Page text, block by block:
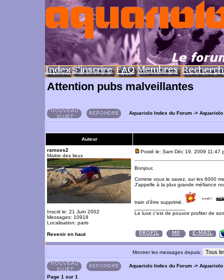
Attention pubs malveillantes
Aquariolo Index du Forum -> Aquariolo
Auteur
ramses2
Maitre des lieux
Inscrit le: 21 Juin 2002
Messages: 10918
Localisation: paris
Posté le: Sam Déc 19, 2009 11:47
Bonjour,
Comme vous le savez, sur les 6000
J'appelle à la plus grande méfiance
train d'être supprimé.
Le luxe c'est de pouvoir profiter de
Revenir en haut
Montrer les messages depuis:
Aquariolo Index du Forum -> Aquariolo
Page 1 sur 1